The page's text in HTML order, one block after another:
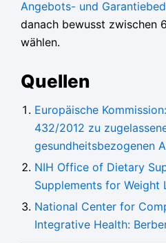
Angebots- und
danach bewusst zwischen
wählen.
Quellen
Europäische
432/2012 zu
gesundheitsbezogenen
NIH Office of Dietary
Supplements for Weight
National Center for
Integrative Health: